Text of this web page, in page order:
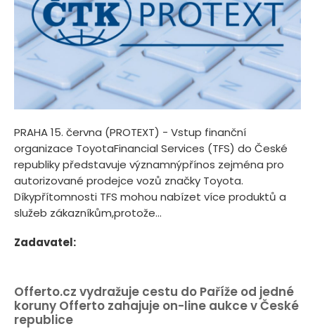
PRAHA 15. června (PROTEXT) - Vstup finanční
organizace ToyotaFinancial Services (TFS) do České
republiky představuje významnýpřínos zejména pro
autorizované prodejce vozů značky Toyota.
Díkypřítomnosti TFS mohou nabízet více produktů a
služeb zákazníkům,protože...
Zadavatel:
Offerto.cz vydražuje cestu do Paříže od jedné
koruny Offerto zahajuje on-line aukce v České
republice